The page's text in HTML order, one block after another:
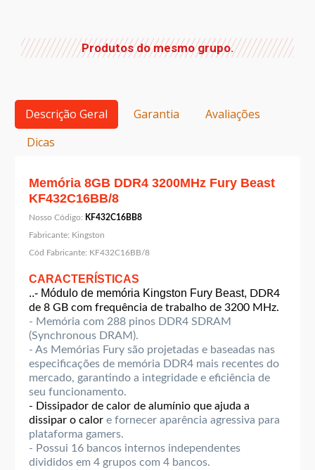
Produtos do mesmo grupo.
Descrição Geral Garantia
Avaliações
Dicas
Memória 8GB DDR4 3200MHz Fury Beast
KF432C16BB/8
Nosso Código: KF432C16BB8
Fabricante: Kingston
Cód Fabricante: KF432C16BB/8
CARACTERÍSTICAS
..- Módulo de memória Kingston Fury Beast, DDR4
de 8 GB com frequência de trabalho de 3200 MHz.
- Memória com 288 pinos DDR4 SDRAM
(Synchronous DRAM).
- As Memórias Fury são projetadas e baseadas nas
especificações de memória DDR4 mais recentes do
mercado, garantindo a integridade e eficiência de
seu funcionamento.
- Dissipador de calor de alumínio que ajuda a
dissipar o calor e fornecer aparência agressiva para
plataforma gamers.
- Possui 16 bancos internos independentes
divididos em 4 grupos com 4 bancos.